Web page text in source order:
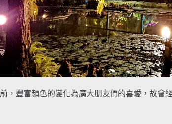
豐富顏色的變化為廣大朋友們的喜愛，故會